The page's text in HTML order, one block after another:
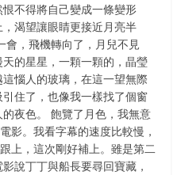
不得將自己變成一條變形
渴望讓眼睛更接近月亮半
會，飛機轉向了，月兒不見
的星星，一顆一顆的，晶瑩
惱人的玻璃，在這一望無際
住了，也像我一樣找了個窗
夜色。 飽覽了月色，我無意
影。我看字幕的速度比較慢，
上，這次剛好補上。雖是第二
說丁丁與船長要尋回寶藏，